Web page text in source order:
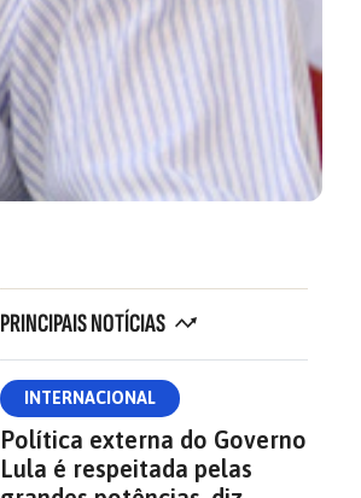
PRINCIPAIS NOTÍCIAS
INTERNACIONAL
Política externa do Governo
Lula é respeitada pelas